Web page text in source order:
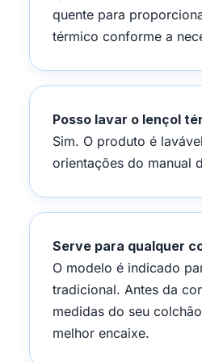
quente para
térmico conforme a
Posso lavar o lençol
Sim. O produto é
orientações do manual
Serve para qualquer
O modelo é indicado
tradicional. Antes da
medidas do seu
melhor encaixe.